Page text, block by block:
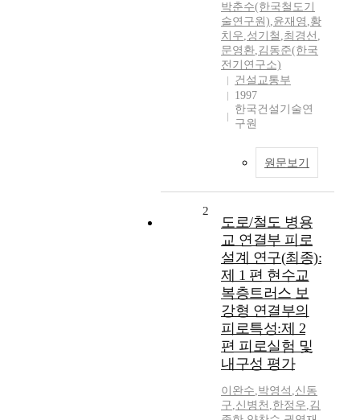
박춘수(한국철도기
술연구원),윤재영 ,황
치우,성기철 ,최경선 ,
문영환,김동준(한국
전기연구소)
건설교통부
1997
한국건설기술연
구원
원문보기
2
도로/철도 병용
교 연결부 피로
설계 연구(최종):
제 1 편 현수교
복층트러스 보
강형 연결부의
피로특성:제 2
편 피로실험 및
내구성 평가
이완수,박영석 ,신동
구,신병천 ,한정우,김